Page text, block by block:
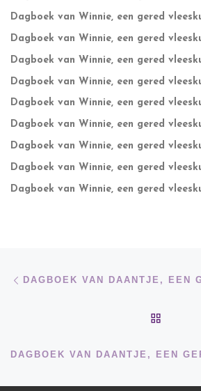
Dagboek van Winnie, een gered
Dagboek van Winnie, een gered
Dagboek van Winnie, een gered
Dagboek van Winnie, een gered
Dagboek van Winnie, een gered
Dagboek van Winnie, een gered
Dagboek van Winnie, een gered
Dagboek van Winnie, een gered
Dagboek van Winnie, een gered
Bericht navigatie